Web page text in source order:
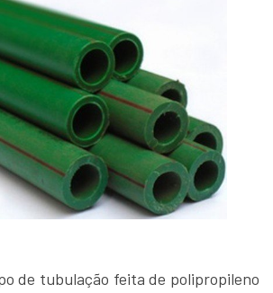
de tubulação feita de polipropileno